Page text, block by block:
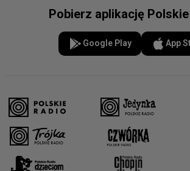
Pobierz aplikację
Google Play App